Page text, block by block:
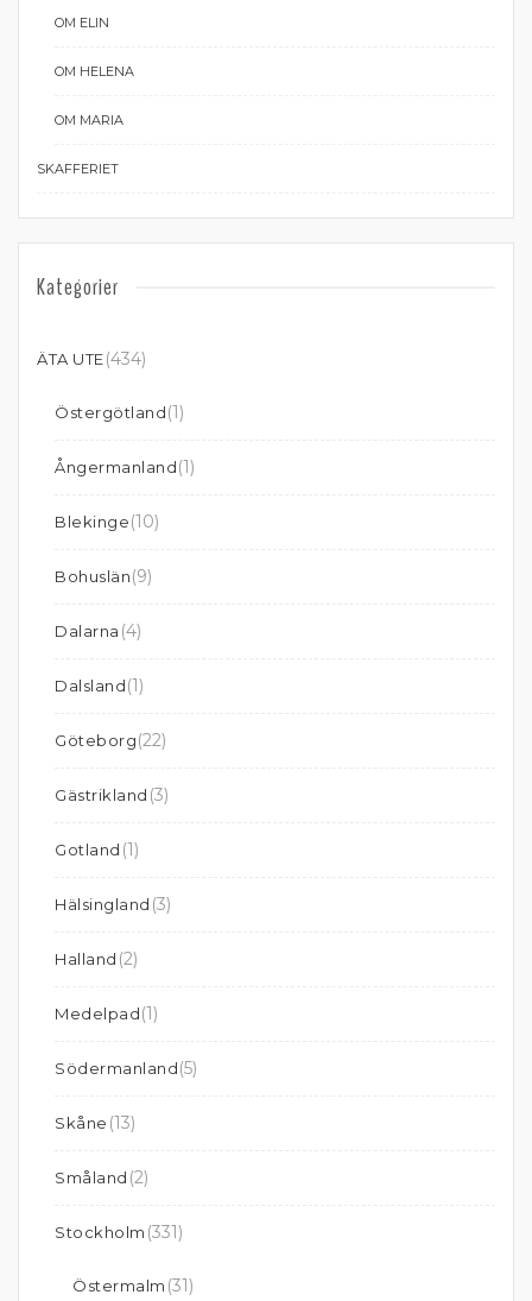
OM ELIN
OM HELENA
OM MARIA
SKAFFERIET
Kategorier
ÄTA UTE(434)
Östergötland(1)
Ångermanland(1)
Blekinge(10)
Bohuslän(9)
Dalarna (4)
Dalsland(1)
Göteborg(22)
Gästrikland (3)
Gotland (1)
Hälsingland (3)
Halland (2)
Medelpad(1)
Södermanland(5)
Skåne (13)
Småland (2)
Stockholm (331)
Östermalm (31)